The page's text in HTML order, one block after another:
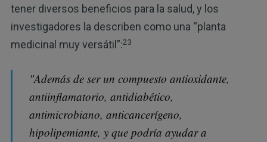
tener diversos beneficios para la salud, y los
investigadores la describen como una “planta
medicinal muy versátil”:23
"Además de ser un compuesto antioxidante,
antiinflamatorio, antidiabético,
antimicrobiano, anticancerígeno,
hipolipemiante, y que podría ayudar a